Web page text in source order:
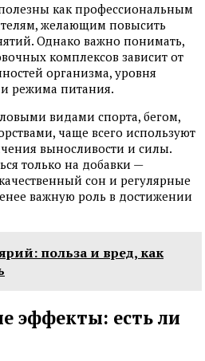
как профессиональным
желающим повысить
Однако важно понимать,
комплексов зависит от
организма, уровня
режима питания.
видами спорта, бегом,
чаще всего используют
выносливости и силы.
только на добавки —
сон и регулярные
важную роль в достижении
польза и вред, как
эффекты: есть ли